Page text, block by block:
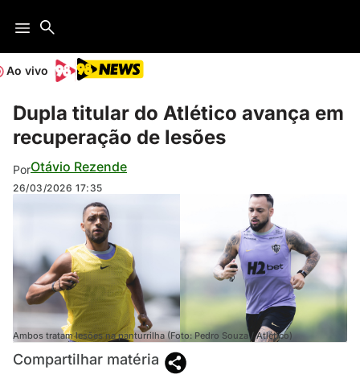
Ao vivo
Dupla titular do Atlético avança em
recuperação de lesões
PorOtávio Rezende
26/03/2026 17:35
Ambos tratam lesões na panturrilha (Foto: Pedro Souza / Atlético)
Compartilhar matéria